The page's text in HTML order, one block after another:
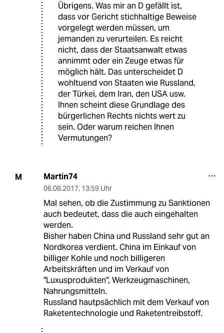
Übrigens. Was mir an D gefällt ist,
dass vor Gericht stichhaltige Beweise
vorgelegt werden müssen, um
jemanden zu verurteilen. Es reicht
nicht, dass der Staatsanwalt etwas
annimmt oder ein Zeuge etwas für
möglich hält. Das unterscheidet D
wohltuend von Staaten wie Russland,
der Türkei, dem Iran, den USA usw.
Ihnen scheint diese Grundlage des
bürgerlichen Rechts nichts wert zu
sein. Oder warum reichen Ihnen
Vermutungen?
M Martin74
06.08.2017, 13:59 Uhr
Mal sehen, ob die Zustimmung zu Sanktionen
auch bedeutet, dass die auch eingehalten
werden.
Bisher haben China und Russland sehr gut an
Nordkorea verdient. China im Einkauf von
billiger Kohle und noch billigeren
Arbeitskräften und im Verkauf von
"Luxusprodukten", Werkzeugmaschinen,
Nahrungsmitteln.
Russland hautpsächlich mit dem Verkauf von
Raketentechnologie und Raketentreibstoff.